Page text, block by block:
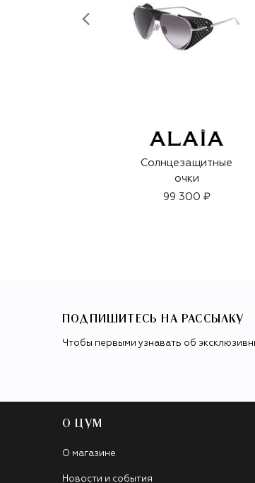
Солнцезащитные
очки
99 300 ₽
ПОДПИШИТЕСЬ НА РАССЫЛКУ
Чтобы первыми узнавать об
О ЦУМ
О магазине
Новости и события